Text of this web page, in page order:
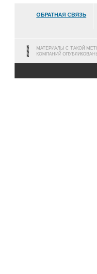
ОБРАТНАЯ СВЯЗЬ
МАТЕРИАЛЫ С ТАКОЙ
КОМПАНИЙ